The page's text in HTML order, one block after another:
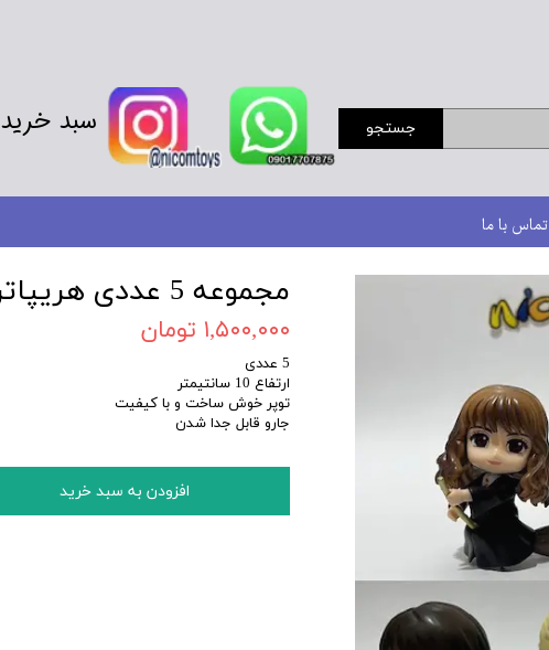
جستجو سبد خرید
تماس با ما
مجموعه 5 عددی هریپاتر با چوب جادو
۱,۵۰۰,۰۰۰ تومان
5 عددی
ارتفاع 10 سانتیمتر
توپر خوش ساخت و با کیفیت
جارو قابل جدا شدن
افزودن به سبد خرید